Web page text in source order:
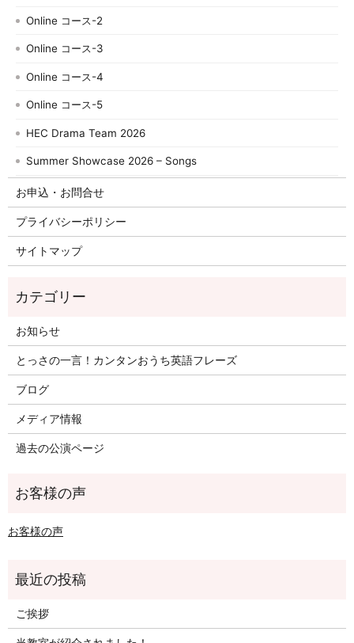
Online コース-2
Online コース-3
Online コース-4
Online コース-5
HEC Drama Team 2026
Summer Showcase 2026 – Songs
お申込・お問合せ
プライバシーポリシー
サイトマップ
お知らせ
とっさの一言！カンタンおうち英語フレーズ
ブログ
メディア情報
過去の公演ページ
お客様の声
ご挨拶